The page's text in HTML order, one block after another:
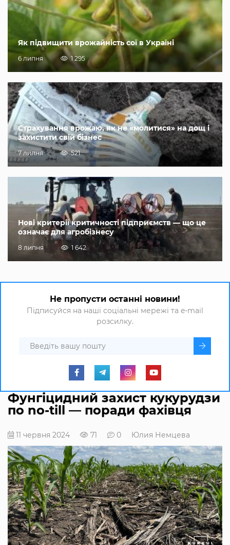
Як підвищити врожайність сої в Україні
6 липня 1 295
Страхування врожаю, як не «молитися» на дощ і
захистити свій бізнес
7 липня 521
Нові критерії критичності підприємств — що це
означає для агробізнесу
8 липня 1 642
Не пропусти останні новини!
Підписуйся на наші соціальні мережі та e-mail
розсилку.
Фунгіцидний захист кукурудзи
по no-till — поради фахівця
11 червня 2024 71 0 Юлия Немцева